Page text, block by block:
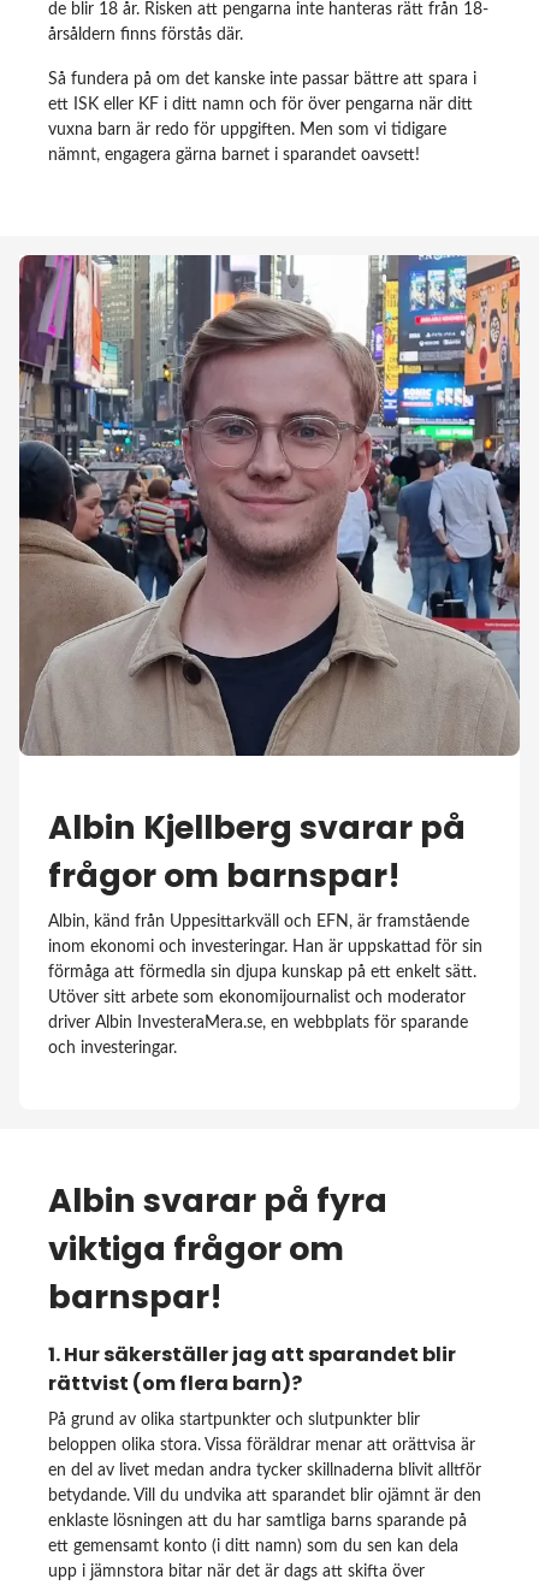
de blir 18 år. Risken att pengarna inte hanteras rätt från 18-
årsåldern finns förstås där.
Så fundera på om det kanske inte passar bättre att spara i
ett ISK eller KF i ditt namn och för över pengarna när ditt
vuxna barn är redo för uppgiften. Men som vi tidigare
nämnt, engagera gärna barnet i sparandet oavsett!
Albin Kjellberg svarar på
frågor om barnspar!
Albin, känd från Uppesittarkväll och EFN, är framstående
inom ekonomi och investeringar. Han är uppskattad för sin
förmåga att förmedla sin djupa kunskap på ett enkelt sätt.
Utöver sitt arbete som ekonomijournalist och moderator
driver Albin
InvesteraMera.se, en webbplats för sparande
och investeringar.
Albin svarar på fyra
viktiga frågor om
barnspar!
1. Hur säkerställer jag att sparandet blir
rättvist (om flera barn)?
På grund av olika startpunkter och slutpunkter blir
beloppen olika stora. Vissa föräldrar menar att orättvisa är
en del av livet medan andra tycker skillnaderna blivit alltför
betydande. Vill du undvika att sparandet blir ojämnt är den
enklaste lösningen att du har samtliga barns sparande på
ett gemensamt konto (i ditt namn) som du sen kan dela
upp i jämnstora bitar när det är dags att skifta över